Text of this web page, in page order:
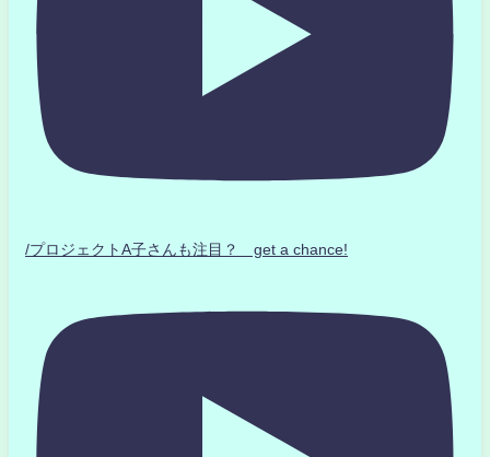
/プロジェクトA子さんも注目？ get a chance!